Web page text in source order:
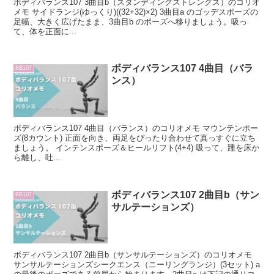
ボディバランス107 3曲目b（スタンディングストレングス）のコリオ
メモ サイドランジ(ゆっくり)((32+32)×2) 3曲目a のゴッデスポーズの
足幅、大きく広げたまま、3曲目b のポーズへ移りましょう。吸っ
て、体を正面に...
BB107
ボディバランス107 4曲目（バラ
ンス）
ボディバランス107 4曲目（バランス）のコリオメモ マウンテンポー
ズ(8カウント) 正面を向き、両足をぴったり合わせて真っすぐに立ち
ましょう。 インテンスポーズ＆ヒールリフト(4+4) 吸って、踵を床か
ら離し、吐...
BB107
ボディバランス107 2曲目b（サン
サルテーションズ）
ボディバランス107 2曲目b（サンサルテーションズ）のコリオメモ
サンサルテーションズシークエンス（ニーリングランジ）(3セット) a